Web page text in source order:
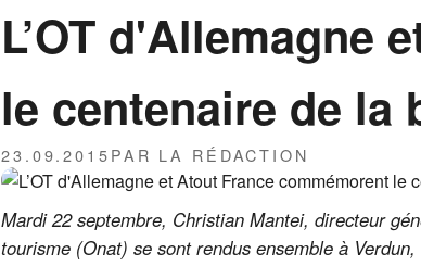
L’OT d'Allemagne
le centenaire de la
23.09.2015PAR LA RÉDACTION
Mardi 22 septembre, Christian Mantei, directeur
tourisme (Onat) se sont rendus ensemble à